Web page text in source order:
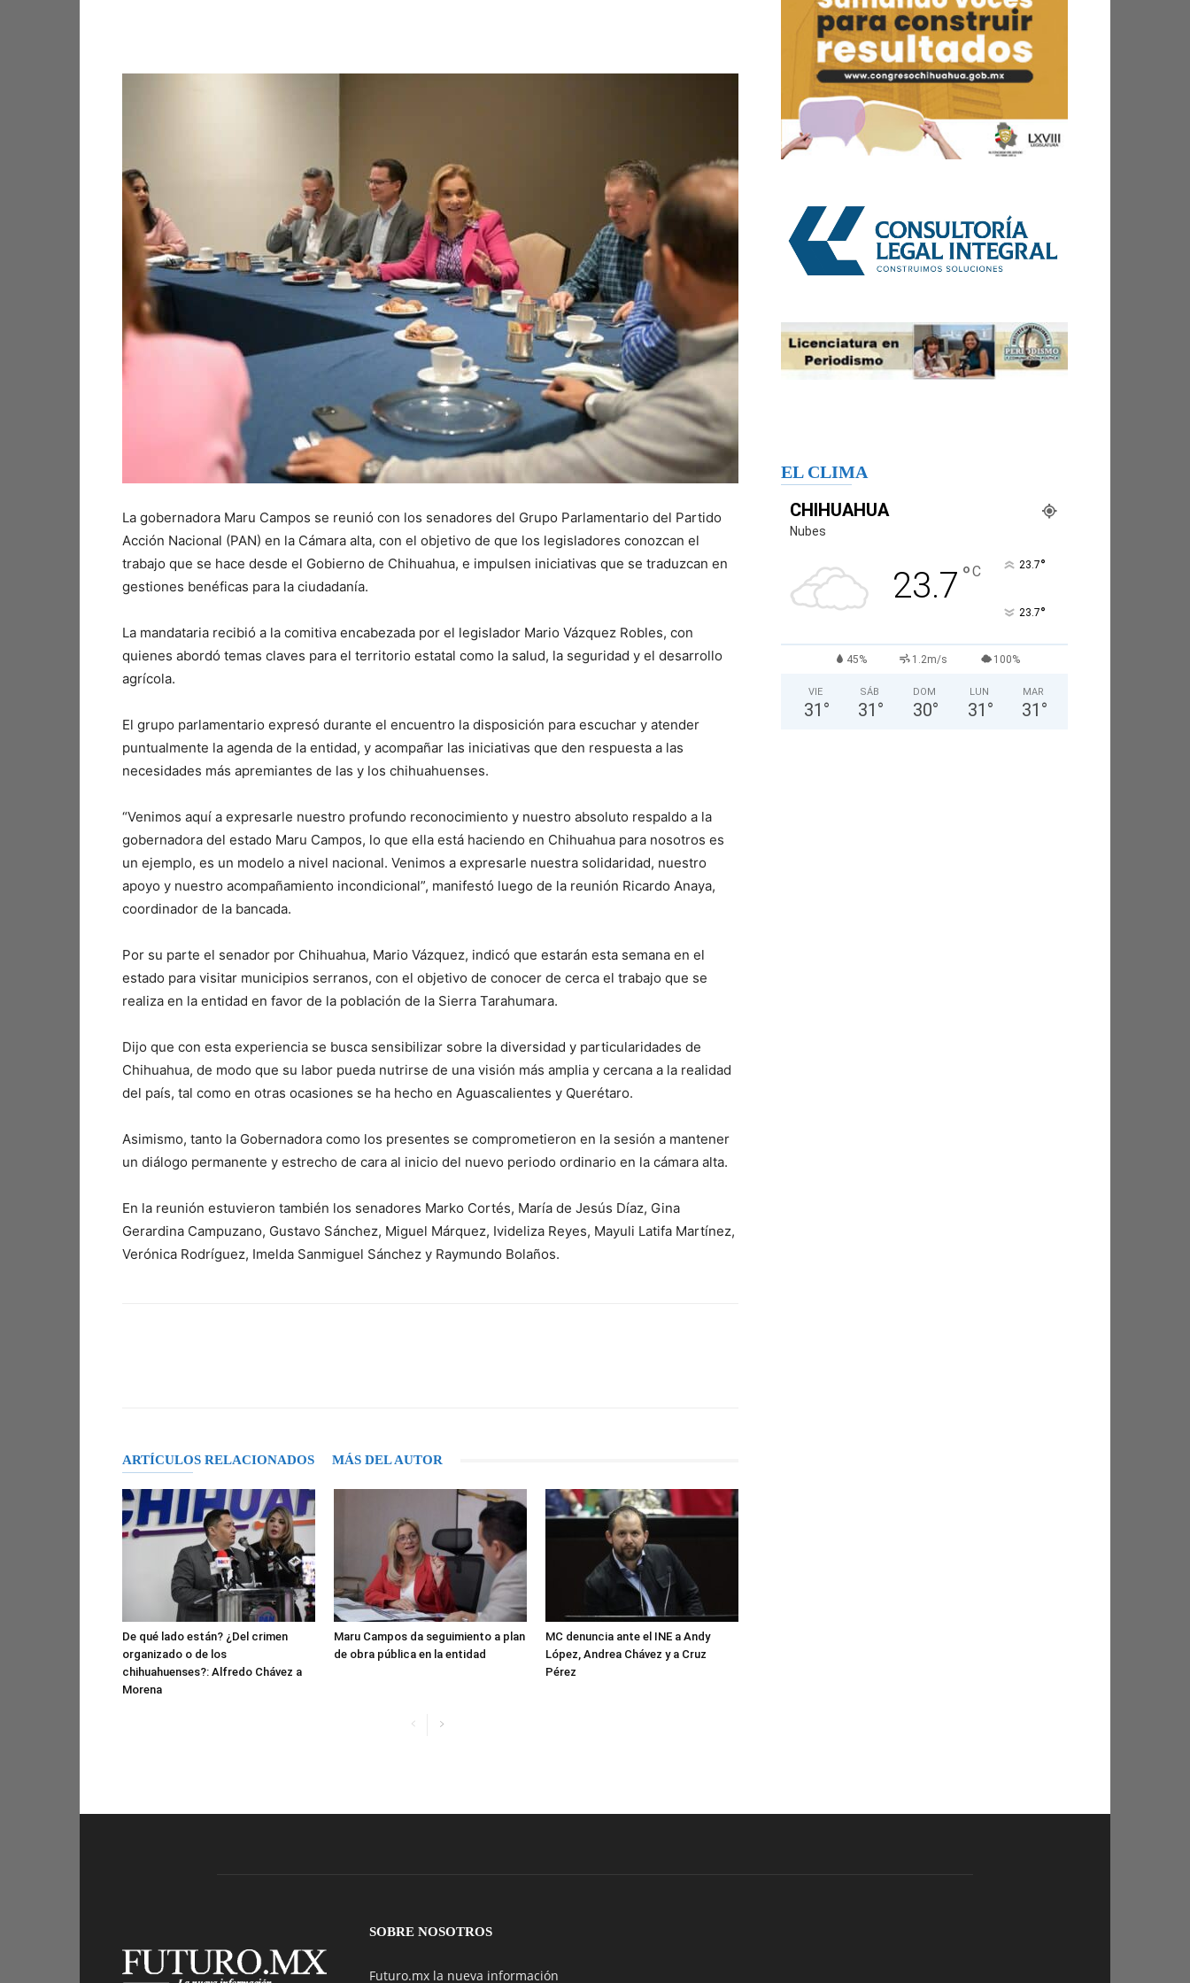
La gobernadora Maru Campos se reunió con los senadores del Grupo Parlamentario del Partido
Acción Nacional (PAN) en la Cámara alta, con el objetivo de que los legisladores conozcan el
trabajo que se hace desde el Gobierno de Chihuahua, e impulsen iniciativas que se traduzcan en
gestiones benéficas para la ciudadanía.
La mandataria recibió a la comitiva encabezada por el legislador Mario Vázquez Robles, con
quienes abordó temas claves para el territorio estatal como la salud, la seguridad y el desarrollo
agrícola.
El grupo parlamentario expresó durante el encuentro la disposición para escuchar y atender
puntualmente la agenda de la entidad, y acompañar las iniciativas que den respuesta a las
necesidades más apremiantes de las y los chihuahuenses.
“Venimos aquí a expresarle nuestro profundo reconocimiento y nuestro absoluto respaldo a la
gobernadora del estado Maru Campos, lo que ella está haciendo en Chihuahua para nosotros es
un ejemplo, es un modelo a nivel nacional. Venimos a expresarle nuestra solidaridad, nuestro
apoyo y nuestro acompañamiento incondicional”, manifestó luego de la reunión Ricardo Anaya,
coordinador de la bancada.
Por su parte el senador por Chihuahua, Mario Vázquez, indicó que estarán esta semana en el
estado para visitar municipios serranos, con el objetivo de conocer de cerca el trabajo que se
realiza en la entidad en favor de la población de la Sierra Tarahumara.
Dijo que con esta experiencia se busca sensibilizar sobre la diversidad y particularidades de
Chihuahua, de modo que su labor pueda nutrirse de una visión más amplia y cercana a la realidad
del país, tal como en otras ocasiones se ha hecho en Aguascalientes y Querétaro.
Asimismo, tanto la Gobernadora como los presentes se comprometieron en la sesión a mantener
un diálogo permanente y estrecho de cara al inicio del nuevo periodo ordinario en la cámara alta.
En la reunión estuvieron también los senadores Marko Cortés, María de Jesús Díaz, Gina
Gerardina Campuzano, Gustavo Sánchez, Miguel Márquez, Ivideliza Reyes, Mayuli Latifa Martínez,
Verónica Rodríguez, Imelda Sanmiguel Sánchez y Raymundo Bolaños.
ARTÍCULOS RELACIONADOS MÁS DEL AUTOR
De qué lado están? ¿Del crimen
organizado o de los
chihuahuenses?: Alfredo Chávez a
Morena
Maru Campos da seguimiento a plan
de obra pública en la entidad
MC denuncia ante el INE a Andy
López, Andrea Chávez y a Cruz
Pérez
EL CLIMA
CHIHUAHUA
Nubes
23.7 °C 23.7°
23.7°
45% 1.2m/s 100%
VIE
31 °
SÁB
31 °
DOM
30°
LUN
31 °
MAR
31 °
SOBRE NOSOTROS
Futuro.mx la nueva información